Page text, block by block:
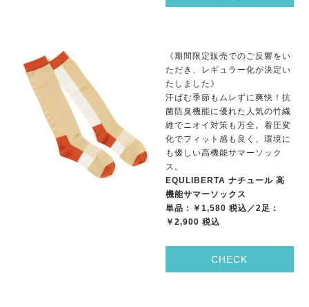
《期間限定販売でのご反響をい
ただき、レギュラー化が決定い
たしました》
汗ばむ季節もムレずに爽快！抗
菌防臭機能に優れた人気の竹繊
維でニオイ対策も万全。着圧変
化でフィット感も良く、環境に
も優しい高機能サマーソック
ス。
EQULIBERTA ナチュール 高
機能サマーソックス
単品：￥1,580 税込／2足：
￥2,900 税込
CHECK